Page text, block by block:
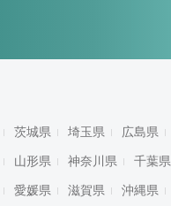
茨城県 埼玉県 広島県
山形県 神奈川県 千葉県
愛媛県 滋賀県 沖縄県